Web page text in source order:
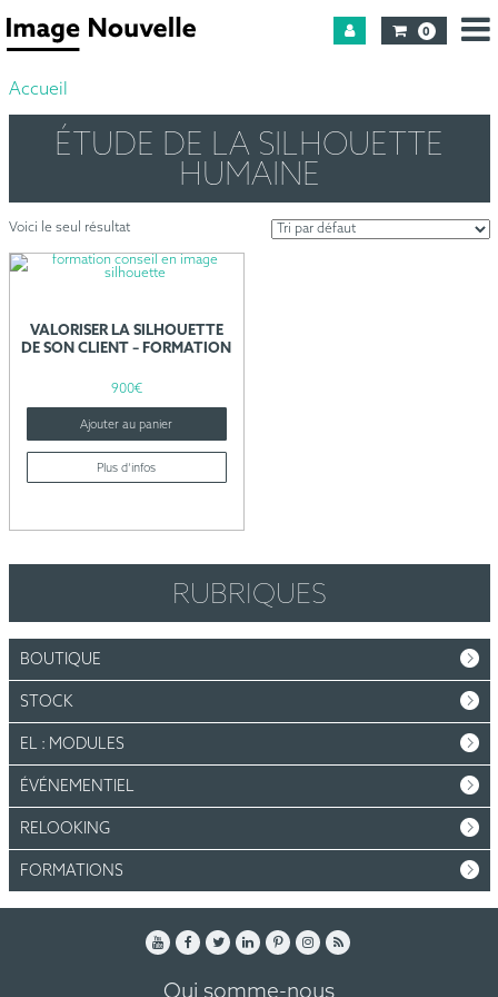
0
Accueil
ÉTUDE DE LA SILHOUETTE
HUMAINE
Voici le seul résultat
VALORISER LA SILHOUETTE
DE SON CLIENT – FORMATION
900€
Ajouter au panier
Plus d’infos
RUBRIQUES
BOUTIQUE
STOCK
EL : MODULES
ÉVÉNEMENTIEL
RELOOKING
FORMATIONS
Qui somme-nous